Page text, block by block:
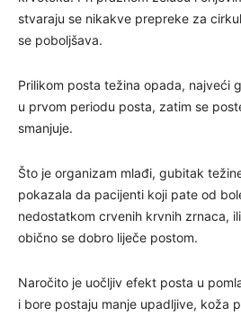
stvaraju se nikakve prepreke za
se poboljšava.
Prilikom posta težina opada, najveći
u prvom periodu posta, zatim se
smanjuje.
Što je organizam mlađi, gubitak
pokazala da pacijenti koji pate od
nedostatkom crvenih krvnih zrnaca,
obično se dobro liječe postom.
Naročito je uočljiv efekt posta u
i bore postaju manje upadljive, koža